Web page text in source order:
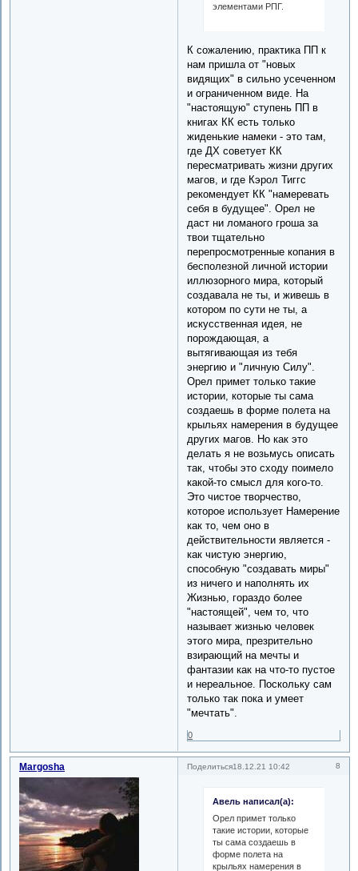
элементами РПГ.
К сожалению, практика ПП к
нам пришла от "новых
видящих" в сильно усеченном
и ограниченном виде. На
"настоящую" ступень ПП в
книгах КК есть только
жиденькие намеки - это там,
где ДХ советует КК
пересматривать жизни других
магов, и где Кэрол Тиггс
рекомендует КК "намеревать
себя в будущее". Орел не
даст ни ломаного гроша за
твои тщательно
перепросмотренные копания в
бесполезной личной истории
иллюзорного мира, который
создавала не ты, и живешь в
котором по сути не ты, а
искусственная идея, не
порождающая, а
вытягивающая из тебя
энергию и "личную Силу".
Орел примет только такие
истории, которые ты сама
создаешь в форме полета на
крыльях намерения в будущее
других магов. Но как это
делать я не возьмусь описать
так, чтобы это сходу поимело
какой-то смысл для кого-то.
Это чистое творчество,
которое использует Намерение
как то, чем оно в
действительности является -
как чистую энергию,
способную "создавать миры"
из ничего и наполнять их
Жизнью, гораздо более
"настоящей", чем то, что
называет жизнью человек
этого мира, презрительно
взирающий на мечты и
фантазии как на что-то пустое
и нереальное. Поскольку сам
только так пока и умеет
"мечтать".
0
Поделиться 8
18.12.21 10:42
Margosha
Авель написал(а):
Орел примет только
такие истории, которые
ты сама создаешь в
форме полета на
крыльях намерения в